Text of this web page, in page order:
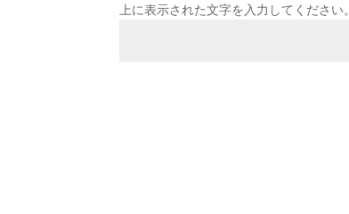
上に表示された文字を入力してください。